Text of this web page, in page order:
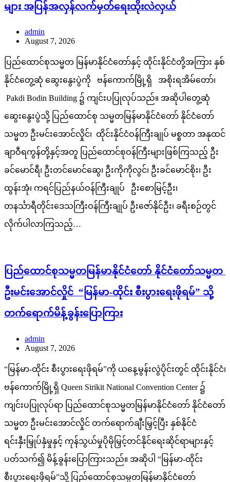
များ အပြန်အလှန်လက်မှတ်ရေးထိုးလဲလှယ်
admin
August 7, 2026
ပြည်ထောင်စုသမ္မတ မြန်မာနိုင်ငံတော်နှင့် ထိုင်းနိုင်ငံတို့အကြား နှစ်
နိုင်ငံတွေ့ဆုံ ဆွေးနွေးပွဲကို ဗန်ကောက်မြို့ရှိ အစိုးရအိမ်တော်၊
Pakdi Bodin Building ၌ ကျင်းပပြုလုပ်သည်။ အဆိုပါတွေ့ဆုံ
ဆွေးနွေးပွဲသို့ ပြည်ထောင်စု သမ္မတမြန်မာနိုင်ငံတော် နိုင်ငံတော်
သမ္မတ ဦးမင်းအောင်လှိုင်၊ ထိုင်းနိုင်ငံဝန်ကြီးချုပ် မစ္စတာ အနုထင်
ချာဝီရကွန်တို့နှင့်အတူ ပြည်ထောင်စုဝန်ကြီးများဖြစ်ကြသည့် ဦး
ခင်မောင်ရီ၊ ဦးတင်မောင်ဆွေ၊ ဦးကိုကိုလွင်၊ ဦးခင်မောင်စိုး၊ ဦး
ထွန်းအုံ၊ ကရင်ပြည်နယ်ဝန်ကြီးချုပ် ဦးစောမြင့်ဦး၊
တနင်္သာရီတိုင်းဒေသကြီးဝန်ကြီးချုပ် ဦးဇော်နိုင်ဦး၊ ခရီးစဉ်တွင်
လိုက်ပါလာကြသည့်…
ပြည်ထောင်စုသမ္မတမြန်မာနိုင်ငံတော် နိုင်ငံတော်သမ္မတ
ဦးမင်းအောင်လှိုင် “မြန်မာ-ထိုင်း စီးပွားရေးဖိုရမ်” သို့
တက်ရောက်မိန့်ခွန်းပြောကြား
admin
August 7, 2026
“မြန်မာ-ထိုင်း စီးပွားရေးဖိုရမ်”ကို ယနေ့မွန်းလွဲပိုင်းတွင် ထိုင်းနိုင်ငံ၊
ဗန်ကောက်မြို့ရှိ Queen Sirikit National Convention Center ၌
ကျင်းပပြုလုပ်ရာ ပြည်ထောင်စုသမ္မတမြန်မာနိုင်ငံတော် နိုင်ငံတော်
သမ္မတ ဦးမင်းအောင်လှိုင် တက်ရောက်ချီးမြှင့်ပြီး နှစ်နိုင်ငံ
ရင်းနှီးမြှုပ်နှံမှုနှင့် ကုန်သွယ်မှုပိုမိုမြှင့်တင်နိုင်ရေးဆိုင်ရာများနှင့်
ပတ်သက်၍ မိန့်ခွန်းပြောကြားသည်။ အဆိုပါ “မြန်မာ-ထိုင်း
စီးပွားရေးဖိုရမ်”သို့ ပြည်ထောင်စုသမ္မတမြန်မာနိုင်ငံတော်